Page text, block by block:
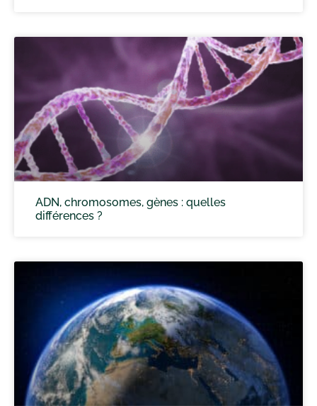
ADN, chromosomes, gènes : quelles
différences ?